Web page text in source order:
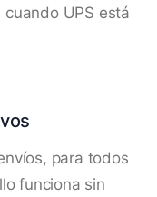
UPS está
para todos
funciona sin